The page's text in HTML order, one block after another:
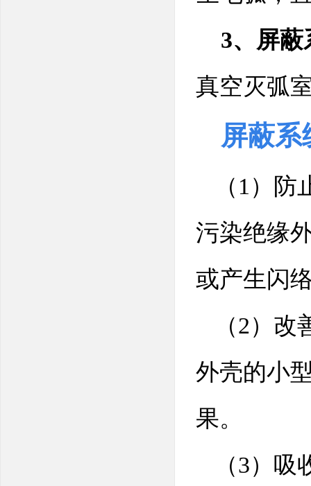
3、屏蔽
真空灭弧
屏蔽系
（1）防
污染绝缘
或产生闪
（2）改
外壳的小
果。
（3）吸